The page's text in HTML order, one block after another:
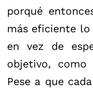
porqué
más eficiente lo
en vez de
objetivo,
Pese a que